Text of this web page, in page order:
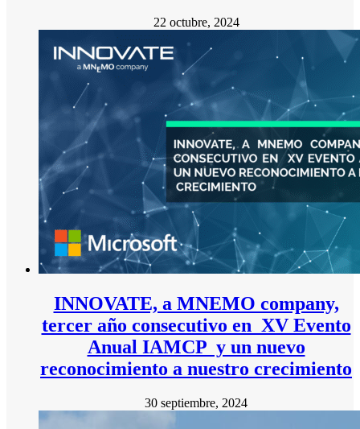
22 octubre, 2024
INNOVATE, a MNEMO company,
tercer año consecutivo en XV Evento
Anual IAMCP y un nuevo
reconocimiento a nuestro crecimiento
30 septiembre, 2024